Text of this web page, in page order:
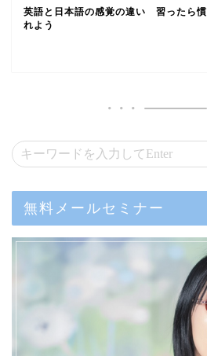
英語と日本語の感覚の違い 習ったら慣
れよう
無料メールセミナー